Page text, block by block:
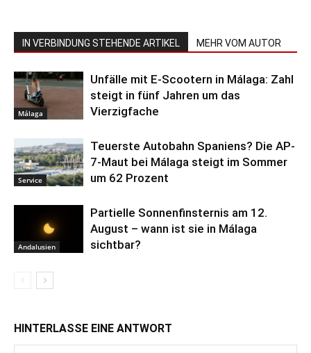
IN VERBINDUNG STEHENDE ARTIKEL MEHR VOM AUTOR
Málaga
Unfälle mit E-Scootern in Málaga: Zahl
steigt in fünf Jahren um das
Vierzigfache
Service
Teuerste Autobahn Spaniens? Die AP-
7-Maut bei Málaga steigt im Sommer
um 62 Prozent
Andalusien
Partielle Sonnenfinsternis am 12.
August – wann ist sie in Málaga
sichtbar?
HINTERLASSE EINE ANTWORT